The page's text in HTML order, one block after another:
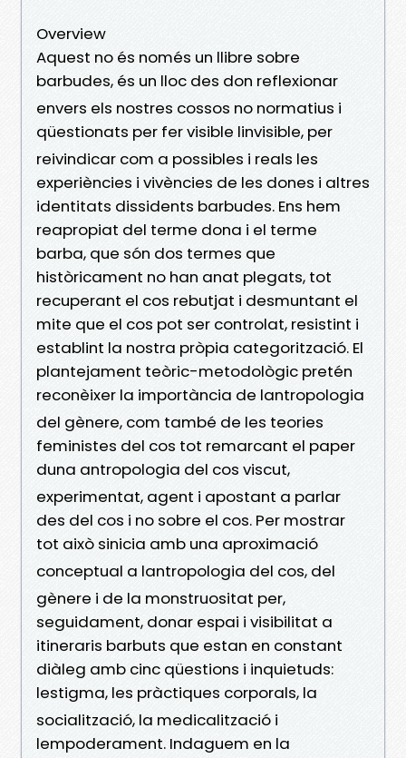
Overview
Aquest no és només un llibre sobre
barbudes, és un lloc des don reflexionar
envers els nostres cossos no normatius i
qüestionats per fer visible linvisible, per
reivindicar com a possibles i reals les
experiències i vivències de les dones i altres
identitats dissidents barbudes. Ens hem
reapropiat del terme dona i el terme
barba, que són dos termes que
històricament no han anat plegats, tot
recuperant el cos rebutjat i desmuntant el
mite que el cos pot ser controlat, resistint i
establint la nostra pròpia categorització. El
plantejament teòric-metodològic pretén
reconèixer la importància de lantropologia
del gènere, com també de les teories
feministes del cos tot remarcant el paper
duna antropologia del cos viscut,
experimentat, agent i apostant a parlar
des del cos i no sobre el cos. Per mostrar
tot això sinicia amb una aproximació
conceptual a lantropologia del cos, del
gènere i de la monstruositat per,
seguidament, donar espai i visibilitat a
itineraris barbuts que estan en constant
diàleg amb cinc qüestions i inquietuds:
lestigma, les pràctiques corporals, la
socialització, la medicalització i
lempoderament. Indaguem en la